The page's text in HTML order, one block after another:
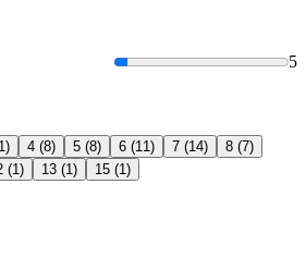
5
4 (8) 5 (8) 6 (11) 7 (14) 8 (7)
(1) 13 (1) 15 (1)